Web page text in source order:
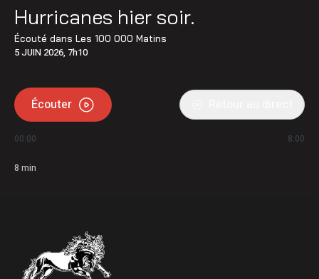
Hurricanes hier soir.
Écouté dans Les 100 000 Matins
5 JUIN 2026, 7h10
Écouter
00:00 8:00
8 min